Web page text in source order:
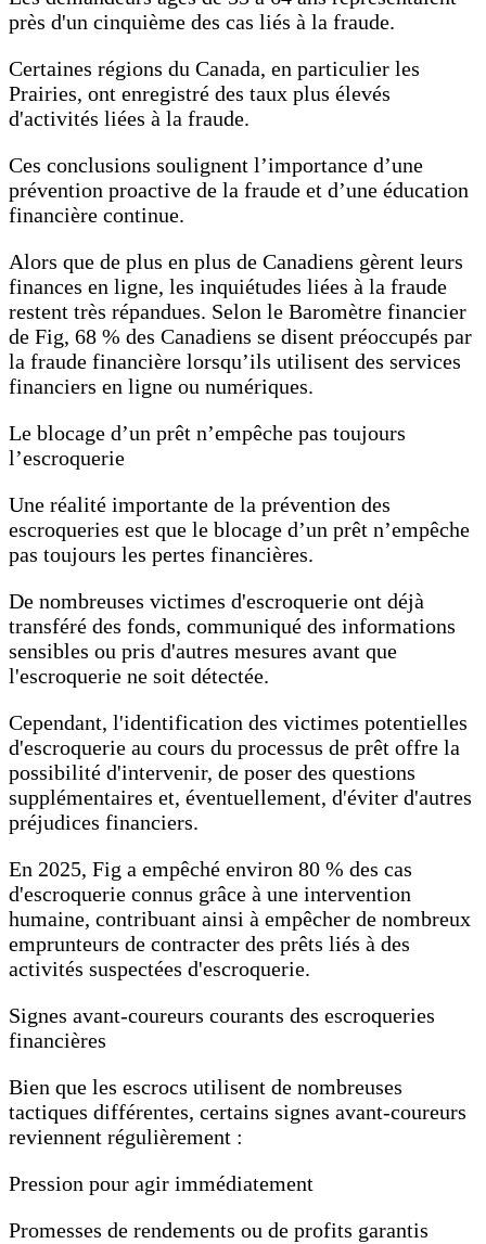
près d'un cinquième des cas liés à la fraude.
Certaines régions du Canada, en particulier les
Prairies, ont enregistré des taux plus élevés
d'activités liées à la fraude.
Ces conclusions soulignent l’importance d’une
prévention proactive de la fraude et d’une éducation
financière continue.
Alors que de plus en plus de Canadiens gèrent leurs
finances en ligne, les inquiétudes liées à la fraude
restent très répandues. Selon le Baromètre financier
de Fig, 68 % des Canadiens se disent préoccupés par
la fraude financière lorsqu’ils utilisent des services
financiers en ligne ou numériques.
Le blocage d’un prêt n’empêche pas toujours
l’escroquerie
Une réalité importante de la prévention des
escroqueries est que le blocage d’un prêt n’empêche
pas toujours les pertes financières.
De nombreuses victimes d'escroquerie ont déjà
transféré des fonds, communiqué des informations
sensibles ou pris d'autres mesures avant que
l'escroquerie ne soit détectée.
Cependant, l'identification des victimes potentielles
d'escroquerie au cours du processus de prêt offre la
possibilité d'intervenir, de poser des questions
supplémentaires et, éventuellement, d'éviter d'autres
préjudices financiers.
En 2025, Fig a empêché environ 80 % des cas
d'escroquerie connus grâce à une intervention
humaine, contribuant ainsi à empêcher de nombreux
emprunteurs de contracter des prêts liés à des
activités suspectées d'escroquerie.
Signes avant-coureurs courants des escroqueries
financières
Bien que les escrocs utilisent de nombreuses
tactiques différentes, certains signes avant-coureurs
reviennent régulièrement :
Pression pour agir immédiatement
Promesses de rendements ou de profits garantis